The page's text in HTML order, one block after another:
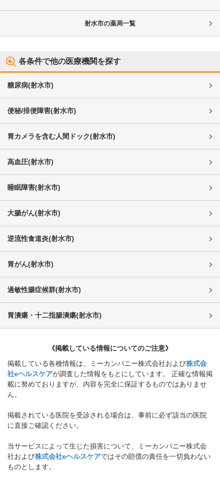
射水市の薬局一覧
各条件で他の医療機関を探す
糖尿病(射水市)
便秘/排便障害(射水市)
胃カメラを含む人間ドック(射水市)
高血圧(射水市)
睡眠障害(射水市)
大腸がん(射水市)
逆流性食道炎(射水市)
胃がん(射水市)
過敏性腸症候群(射水市)
胃潰瘍・十二指腸潰瘍(射水市)
《掲載している情報についてのご注意》
掲載している各種情報は、ミーカンパニー株式会社および株式会
社eヘルスケアが調査した情報をもとにしています。 正確な情報掲
載に努めておりますが、内容を完全に保証するものではありませ
ん。
掲載されている医院を受診される場合は、事前に必ず該当の医院
に直接ご確認ください。
当サービスによって生じた損害について、ミーカンパニー株式会
社および株式会社eヘルスケアではその賠償の責任を一切負わない
ものとします。